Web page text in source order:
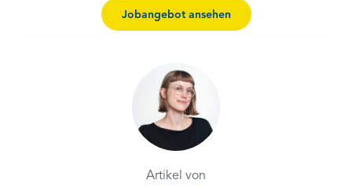
Jobangebot ansehen
Artikel von